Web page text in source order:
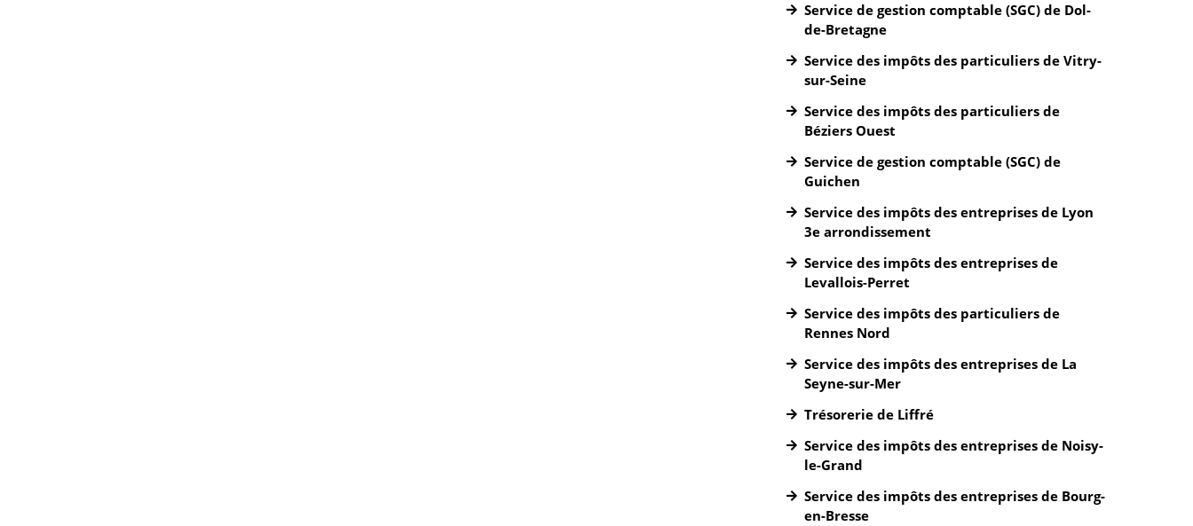
Service de gestion comptable (SGC) de Dol-
de-Bretagne
Service des impôts des particuliers de Vitry-
sur-Seine
Service des impôts des particuliers de
Béziers Ouest
Service de gestion comptable (SGC) de
Guichen
Service des impôts des entreprises de Lyon
3e arrondissement
Service des impôts des entreprises de
Levallois-Perret
Service des impôts des particuliers de
Rennes Nord
Service des impôts des entreprises de La
Seyne-sur-Mer
Trésorerie de Liffré
Service des impôts des entreprises de Noisy-
le-Grand
Service des impôts des entreprises de Bourg-
en-Bresse